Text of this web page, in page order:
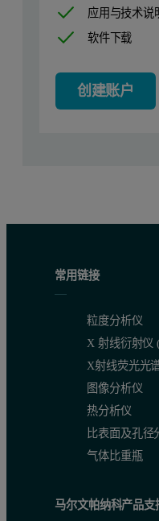
Figure 2: a) Two injections
应用与技术说
软件下载
创建账户
常用链接
粒度分析仪
X 射线衍射仪
X射线荧光光
图像分析仪
热分析仪
比表面及孔径
气体比重瓶
马尔文帕纳科产品支